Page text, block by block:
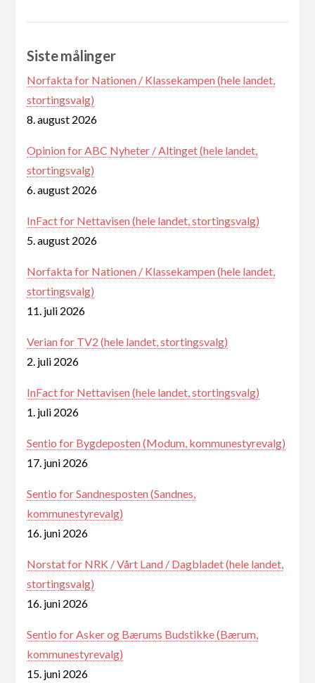
Siste målinger
Norfakta for Nationen / Klassekampen (hele landet,
stortingsvalg)
8. august 2026
Opinion for ABC Nyheter / Altinget (hele landet,
stortingsvalg)
6. august 2026
InFact for Nettavisen (hele landet, stortingsvalg)
5. august 2026
Norfakta for Nationen / Klassekampen (hele landet,
stortingsvalg)
11. juli 2026
Verian for TV2 (hele landet, stortingsvalg)
2. juli 2026
InFact for Nettavisen (hele landet, stortingsvalg)
1. juli 2026
Sentio for Bygdeposten (Modum, kommunestyrevalg)
17. juni 2026
Sentio for Sandnesposten (Sandnes,
kommunestyrevalg)
16. juni 2026
Norstat for NRK / Vårt Land / Dagbladet (hele landet,
stortingsvalg)
16. juni 2026
Sentio for Asker og Bærums Budstikke (Bærum,
kommunestyrevalg)
15. juni 2026